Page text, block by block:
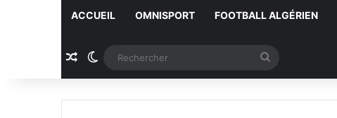
ACCUEIL OMNISPORT FOOTBALL ALGÉRIEN
Article Aléatoire
Switch skin